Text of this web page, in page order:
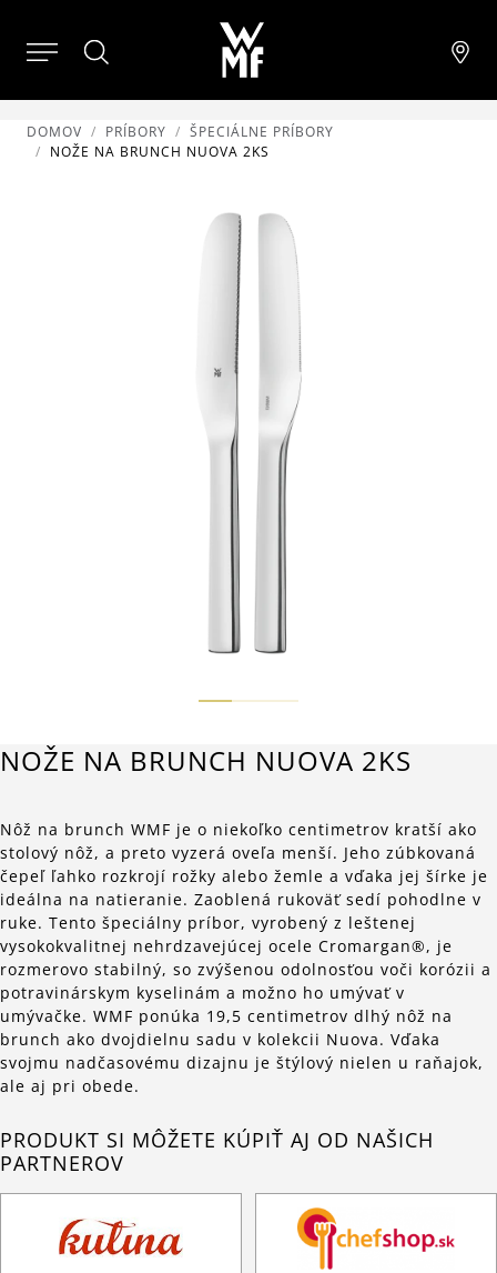
DOMOV PRÍBORY
ŠPECIÁLNE PRÍBORY
NOŽE NA BRUNCH NUOVA 2KS
NOŽE NA BRUNCH NUOVA 2KS
Nôž na brunch WMF je o niekoľko centimetrov kratší ako
stolový nôž, a preto vyzerá oveľa menší. Jeho zúbkovaná
čepeľ ľahko rozkrojí rožky alebo žemle a vďaka jej šírke je
ideálna na natieranie. Zaoblená rukoväť sedí pohodlne v
ruke. Tento špeciálny príbor, vyrobený z leštenej
vysokokvalitnej nehrdzavejúcej ocele Cromargan®, je
rozmerovo stabilný, so zvýšenou odolnosťou voči korózii a
potravinárskym kyselinám a možno ho umývať v
umývačke. WMF ponúka 19,5 centimetrov dlhý nôž na
brunch ako dvojdielnu sadu v kolekcii Nuova. Vďaka
svojmu nadčasovému dizajnu je štýlový nielen u raňajok,
ale aj pri obede.
PRODUKT SI MÔŽETE KÚPIŤ AJ OD NAŠICH
PARTNEROV